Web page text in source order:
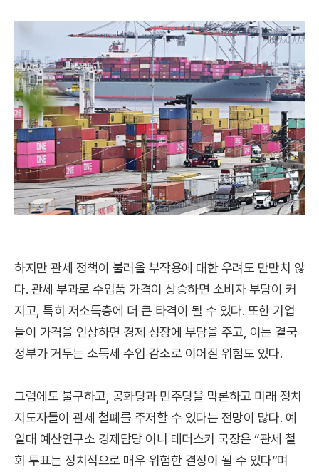
하지만 관세 정책이 불러올 부작용에 대한 우려도 만만치 않
다. 관세 부과로 수입품 가격이 상승하면 소비자 부담이 커
지고, 특히 저소득층에 더 큰 타격이 될 수 있다. 또한 기업
들이 가격을 인상하면 경제 성장에 부담을 주고, 이는 결국
정부가 거두는 소득세 수입 감소로 이어질 위험도 있다.
그럼에도 불구하고, 공화당과 민주당을 막론하고 미래 정치
지도자들이 관세 철폐를 주저할 수 있다는 전망이 많다. 예
일대 예산연구소 경제담당 어니 테더스키 국장은 “관세 철
회 투표는 정치적으로 매우 위험한 결정이 될 수 있다”며